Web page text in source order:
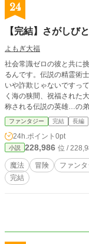
24
【完結】さがしび
よもぎ大福
社会常識ゼロの彼と共に挑むの
るんです。伝説の精霊術
いや詐欺じゃないですってやめて
く海の狭間、祝福された
称される伝説の英雄…の弟(自称)だった。 彼と共
儀式』。麗しき海の姫は、静かに微笑む。 「あ
信じてみたい。」
ファンタジー 完結 長編
24h.ポイント 0pt
小説 228,986 位 /
魔法 冒険 ファン
完結